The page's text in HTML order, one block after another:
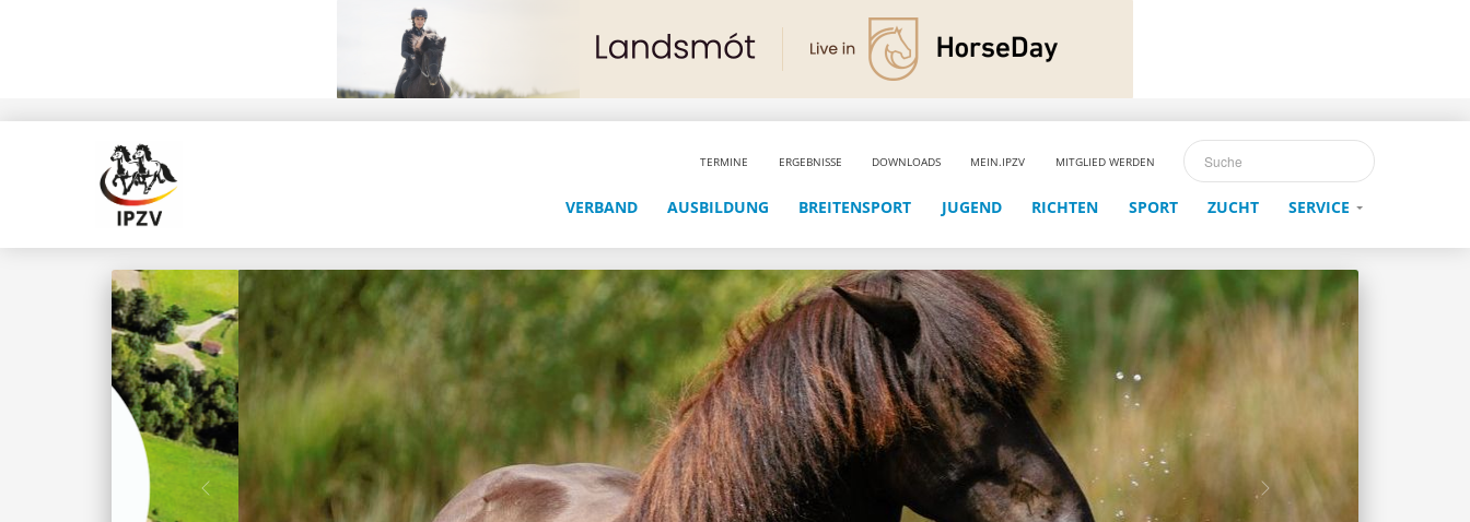
TERMINE ERGEBNISSE DOWNLOADS MEIN.IPZV MITGLIED WERDEN
VERBAND AUSBILDUNG BREITENSPORT JUGEND RICHTEN SPORT ZUCHT SERVICE